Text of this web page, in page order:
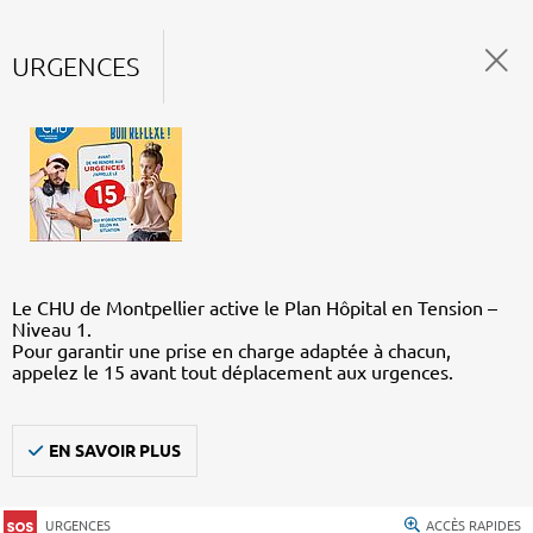
URGENCES
Le CHU de Montpellier active le Plan Hôpital en Tension –
Niveau 1.
Pour garantir une prise en charge adaptée à chacun,
appelez le 15 avant tout déplacement aux urgences.
EN SAVOIR PLUS
URGENCES ACCÈS RAPIDES